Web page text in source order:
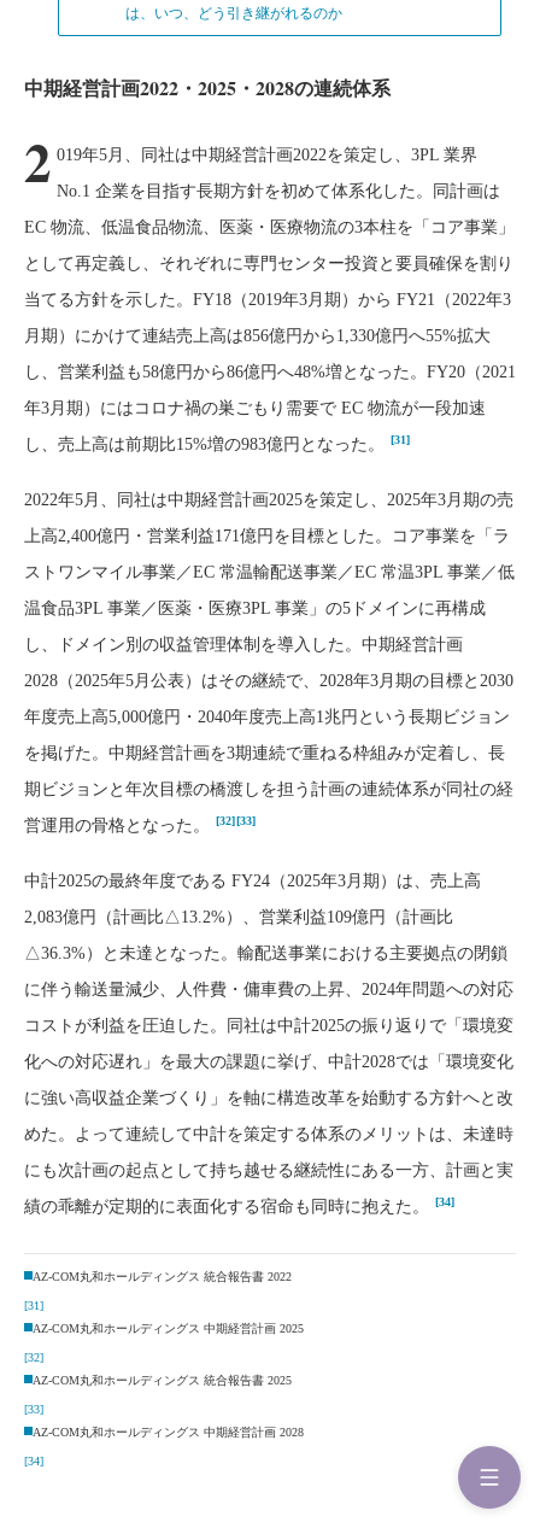
は、いつ、どう引き継がれるのか
中期経営計画2022・2025・2028の連続体系
2 019年5月、同社は中期経営計画2022を策定し、3PL 業界
No.1 企業を目指す長期方針を初めて体系化した。同計画は
EC 物流、低温食品物流、医薬・医療物流の3本柱を「コア事業」
として再定義し、それぞれに専門センター投資と要員確保を割り
当てる方針を示した。FY18（2019年3月期）から FY21（2022年3
月期）にかけて連結売上高は856億円から1,330億円へ55%拡大
し、営業利益も58億円から86億円へ48%増となった。FY20（2021
年3月期）にはコロナ禍の巣ごもり需要で EC 物流が一段加速
し、売上高は前期比15%増の983億円となった。
[31]
2022年5月、同社は中期経営計画2025を策定し、2025年3月期の売
上高2,400億円・営業利益171億円を目標とした。コア事業を「ラ
ストワンマイル事業／EC 常温輸配送事業／EC 常温3PL 事業／低
温食品3PL 事業／医薬・医療3PL 事業」の5ドメインに再構成
し、ドメイン別の収益管理体制を導入した。中期経営計画
2028（2025年5月公表）はその継続で、2028年3月期の目標と2030
年度売上高5,000億円・2040年度売上高1兆円という長期ビジョン
を掲げた。中期経営計画を3期連続で重ねる枠組みが定着し、長
期ビジョンと年次目標の橋渡しを担う計画の連続体系が同社の経
営運用の骨格となった。
[32][33]
中計2025の最終年度である FY24（2025年3月期）は、売上高
2,083億円（計画比△13.2%）、営業利益109億円（計画比
△36.3%）と未達となった。輸配送事業における主要拠点の閉鎖
に伴う輸送量減少、人件費・傭車費の上昇、2024年問題への対応
コストが利益を圧迫した。同社は中計2025の振り返りで「環境変
化への対応遅れ」を最大の課題に挙げ、中計2028では「環境変化
に強い高収益企業づくり」を軸に構造改革を始動する方針へと改
めた。よって連続して中計を策定する体系のメリットは、未達時
にも次計画の起点として持ち越せる継続性にある一方、計画と実
績の乖離が定期的に表面化する宿命も同時に抱えた。
[34]
AZ-COM丸和ホールディングス 統合報告書 2022
[31]
AZ-COM丸和ホールディングス 中期経営計画 2025
[32]
AZ-COM丸和ホールディングス 統合報告書 2025
[33]
AZ-COM丸和ホールディングス 中期経営計画 2028
[34]